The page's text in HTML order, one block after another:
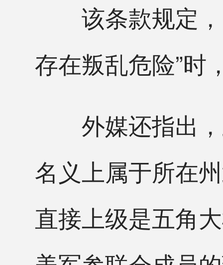
该条款规定，
存在叛乱危险”时
外媒还指出，
名义上属于所在
直接上级是五角